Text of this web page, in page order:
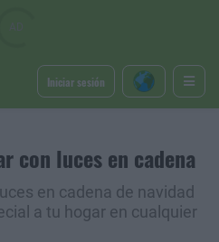
Iniciar sesión
con luces en cadena
en cadena de navidad
a tu hogar en cualquier